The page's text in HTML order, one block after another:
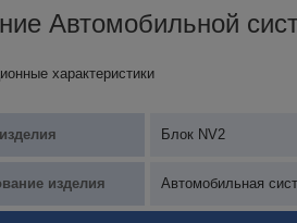
Автомобильной
характеристики
Блок NV2
изделия Автомобильная